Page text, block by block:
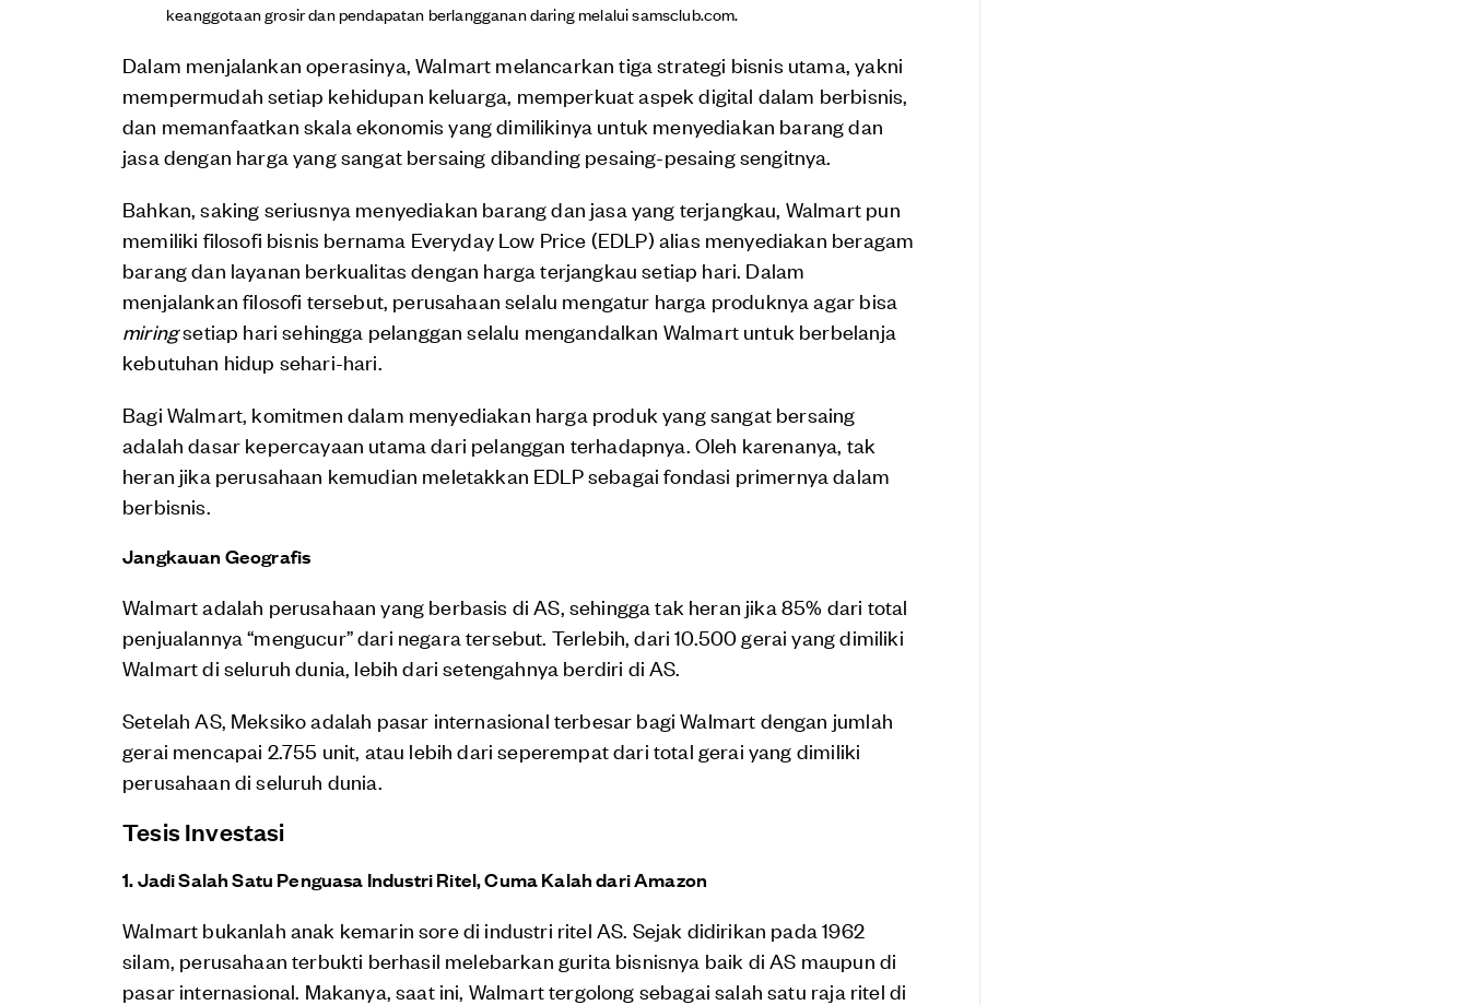
keanggotaan grosir dan pendapatan berlangganan daring melalui samsclub.com.
Dalam menjalankan operasinya, Walmart melancarkan tiga strategi bisnis utama, yakni
mempermudah setiap kehidupan keluarga, memperkuat aspek digital dalam berbisnis,
dan memanfaatkan skala ekonomis yang dimilikinya untuk menyediakan barang dan
jasa dengan harga yang sangat bersaing dibanding pesaing-pesaing sengitnya.
Bahkan, saking seriusnya menyediakan barang dan jasa yang terjangkau, Walmart pun
memiliki filosofi bisnis bernama Everyday Low Price (EDLP) alias menyediakan beragam
barang dan layanan berkualitas dengan harga terjangkau setiap hari. Dalam
menjalankan filosofi tersebut, perusahaan selalu mengatur harga produknya agar bisa
miringsetiap hari sehingga pelanggan selalu mengandalkan Walmart untuk berbelanja
kebutuhan hidup sehari-hari.
Bagi Walmart, komitmen dalam menyediakan harga produk yang sangat bersaing
adalah dasar kepercayaan utama dari pelanggan terhadapnya. Oleh karenanya, tak
heran jika perusahaan kemudian meletakkan EDLP sebagai fondasi primernya dalam
berbisnis.
Jangkauan Geografis
Walmart adalah perusahaan yang berbasis di AS, sehingga tak heran jika 85% dari total
penjualannya “mengucur” dari negara tersebut. Terlebih, dari 10.500 gerai yang dimiliki
Walmart di seluruh dunia, lebih dari setengahnya berdiri di AS.
Setelah AS, Meksiko adalah pasar internasional terbesar bagi Walmart dengan jumlah
gerai mencapai 2.755 unit, atau lebih dari seperempat dari total gerai yang dimiliki
perusahaan di seluruh dunia.
Tesis Investasi
1. Jadi Salah Satu Penguasa Industri Ritel, Cuma Kalah dari Amazon
Walmart bukanlah anak kemarin sore di industri ritel AS. Sejak didirikan pada 1962
silam, perusahaan terbukti berhasil melebarkan gurita bisnisnya baik di AS maupun di
pasar internasional. Makanya, saat ini, Walmart tergolong sebagai salah satu raja ritel di